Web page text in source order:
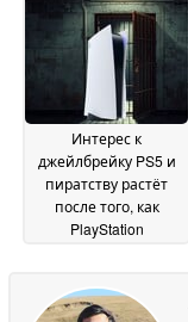
Интерес к
джейлбрейку PS5 и
пиратству растёт
после того, как
PlayStation
версий игр06 July 2026